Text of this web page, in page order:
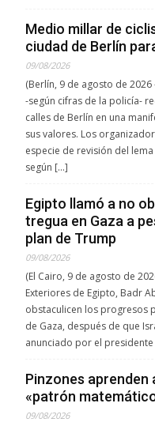
Medio millar de
ciudad de Berlín
09/08/2026
(Berlín, 9 de agosto de 2026
-según cifras de la policía-
calles de Berlín en una
sus valores. Los
especie de revisión del
según […]
Egipto llamó a no
tregua en Gaza a
plan de Trump
09/08/2026
(El Cairo, 9 de agosto de
Exteriores de Egipto, Badr
obstaculicen los progresos
de Gaza, después de que
anunciado por el
Pinzones aprenden
«patrón
09/08/2026